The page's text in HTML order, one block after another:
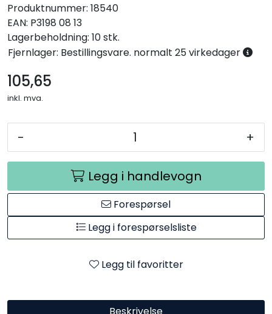
Produktnummer: 18540
EAN: P3198 08 13
Lagerbeholdning: 10 stk.
Fjernlager: Bestillingsvare. normalt 25 virkedager
105,65
inkl. mva.
- +
Legg i handlevogn
Forespørsel
Legg i forespørselsliste
Legg til favoritter
Beskrivelse